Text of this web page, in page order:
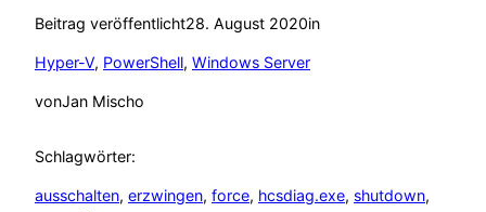
Beitrag veröffentlicht28. August 2020in
Hyper-V, PowerShell, Windows Server
vonJan Mischo
Schlagwörter:
ausschalten, erzwingen, force, hcsdiag.exe, shutdown